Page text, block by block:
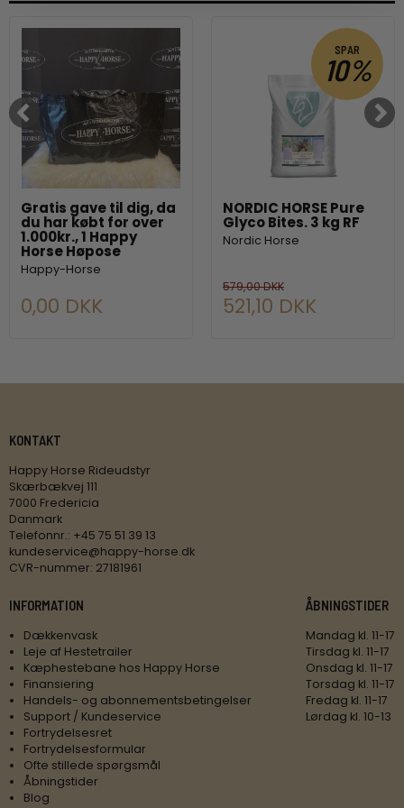
Gratis gave til dig, da
du har købt for over
1.000kr., 1 Happy
Horse Høpose
Happy-Horse
0,00 DKK
SPAR
10%
NORDIC HORSE Pure
Glyco Bites. 3 kg RF
Nordic Horse
579,00 DKK
521,10 DKK
KONTAKT
Happy Horse Rideudstyr
Skærbækvej 111
7000 Fredericia
Danmark
Telefonnr.: +45 75 51 39 13
kundeservice@happy-horse.dk
CVR-nummer: 27181961
INFORMATION
Dækkenvask
Leje af Hestetrailer
Kæphestebane hos Happy Horse
Finansiering
Handels- og abonnementsbetingelser
Support / Kundeservice
Fortrydelsesret
Fortrydelsesformular
Ofte stillede spørgsmål
Åbningstider
Blog
ÅBNINGSTIDER
Mandag kl. 11-17
Tirsdag kl. 11-17
Onsdag kl. 11-17
Torsdag kl. 11-17
Fredag kl. 11-17
Lørdag kl. 10-13